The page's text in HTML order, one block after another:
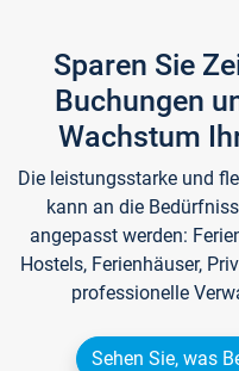
Sparen Sie
Buchungen
Wachstum
Die leistungsstarke und
kann an die
angepasst werden:
Hostels, Ferienhäuser,
professionelle
Sehen Sie, was